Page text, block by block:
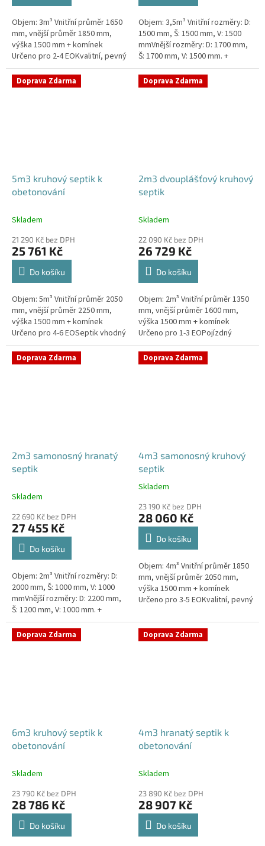
Objem: 3m³ Vnitřní průměr 1650
mm, vnější průměr 1850 mm,
výška 1500 mm + komínek
Určeno pro 2-4 EOKvalitní, pevný
septik bez potřeby
obetonováníPrůměr a pozici
přítoku a...
Objem: 3,5m³ Vnitřní rozměry: D:
1500 mm, Š: 1500 mm, V: 1500
mmVnější rozměry: D: 1700 mm,
Š: 1700 mm, V: 1500 mm. +
komínek Určeno pro 2-4
EOSeptik vhodný pod parkovací
stání,...
Doprava Zdarma
5m3 kruhový septik k
obetonování
Skladem
21 290 Kč bez DPH
25 761 Kč
Do košíku
Objem: 5m³ Vnitřní průměr 2050
mm, vnější průměr 2250 mm,
výška 1500 mm + komínek
Určeno pro 4-6 EOSeptik vhodný
pod parkovací stání,
komunikace a do jílovité
zeminyPrůměr...
Doprava Zdarma
2m3 dvouplášťový kruhový
septik
Skladem
22 090 Kč bez DPH
26 729 Kč
Do košíku
Objem: 2m³ Vnitřní průměr 1350
mm, vnější průměr 1600 mm,
výška 1500 mm + komínek
Určeno pro 1-3 EOPojízdný
septik vhodný do míst s
vysokou hladinou spodní
vodyPrůměr a pozici...
Doprava Zdarma
2m3 samonosný hranatý
septik
Skladem
22 690 Kč bez DPH
27 455 Kč
Do košíku
Objem: 2m³ Vnitřní rozměry: D:
2000 mm, Š: 1000 mm, V: 1000
mmVnější rozměry: D: 2200 mm,
Š: 1200 mm, V: 1000 mm. +
komínek Určeno pro 1-3
EOKvalitní, pevný septik bez
potřeby...
Doprava Zdarma
4m3 samonosný kruhový
septik
Průměrné
produktu
je
4,3
hvězdiček.
Skladem
23 190 Kč bez DPH
28 060 Kč
Do košíku
Objem: 4m³ Vnitřní průměr 1850
mm, vnější průměr 2050 mm,
výška 1500 mm + komínek
Určeno pro 3-5 EOKvalitní, pevný
obetonováníPrůměr a pozici
přítoku a odtoku...
Doprava Zdarma
6m3 kruhový septik k
obetonování
Skladem
23 790 Kč bez DPH
28 786 Kč
Do košíku
Doprava Zdarma
4m3 hranatý septik k
obetonování
Skladem
23 890 Kč bez DPH
28 907 Kč
Do košíku